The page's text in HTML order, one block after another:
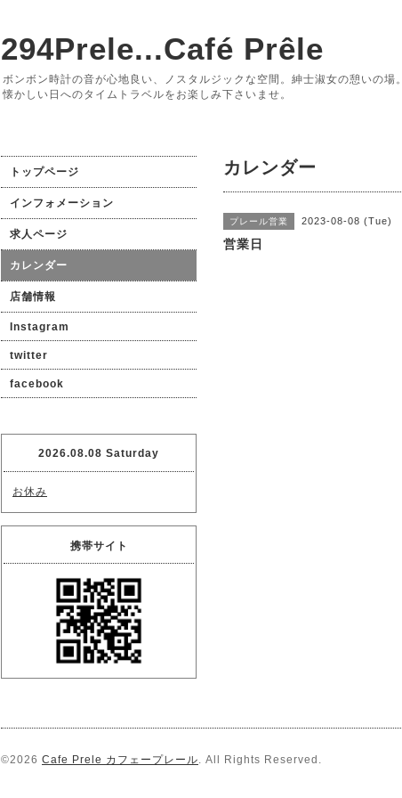
294Prele...Café Prêle
ボンボン時計の音が心地良い、ノスタルジックな空間。紳士淑女の憩いの場。
懐かしい日へのタイムトラベルをお楽しみ下さいませ。
カレンダー
プレール営業 2023-08-08 (Tue)
営業日
トップページ
インフォメーション
求人ページ
カレンダー
店舗情報
Instagram
twitter
facebook
2026.08.08 Saturday
お休み
携帯サイト
©2026 Cafe Prele カフェープレール. All Rights Reserved.